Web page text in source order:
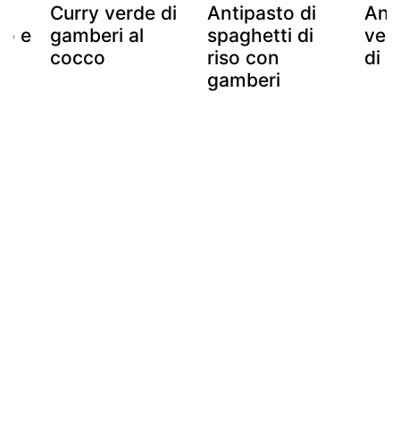
e
Curry verde di
gamberi al
cocco
Antipasto di
spaghetti di
riso con
gamberi
di